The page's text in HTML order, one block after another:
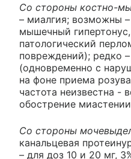
Со стороны костно-
– миалгия; возможны –
мышечный
патологический
повреждений); редко
(одновременно с
на фоне приема
частота неизвестна -
обострение
Со стороны
канальцевая
– для доз 10 и 20 мг,